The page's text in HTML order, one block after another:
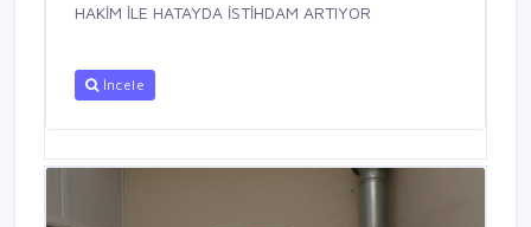
HAKİM İLE HATAYDA İSTİHDAM ARTIYOR
İncele